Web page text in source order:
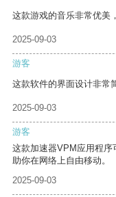
这款游戏的音乐非常优美
2025-09-03
游客
这款软件的界面设计非常
2025-09-03
游客
这款加速器VPM应用程
助你在网络上自由移动。
2025-09-03